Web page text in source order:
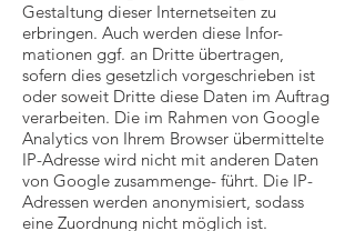
Gestaltung dieser Internetseiten zu
erbringen. Auch werden diese Infor-
mationen ggf. an Dritte übertragen,
sofern dies gesetzlich vorgeschrieben ist
oder soweit Dritte diese Daten im Auftrag
verarbeiten. Die im Rahmen von Google
Analytics von Ihrem Browser übermittelte
IP-Adresse wird nicht mit anderen Daten
von Google zusammenge- führt. Die IP-
Adressen werden anonymisiert, sodass
eine Zuordnung nicht möglich ist.